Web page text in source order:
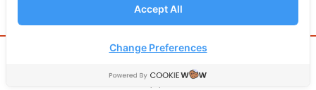
Accept All
Change Preferences